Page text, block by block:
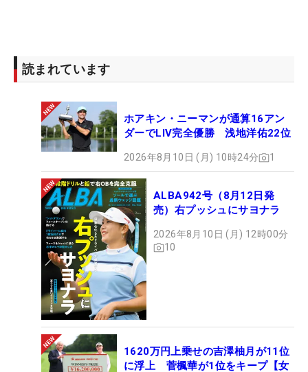
読まれています
ホアキン・ニーマンが通算16アン
ダーでLIV完全優勝 浅地洋佑22位
2026年8月10日 (月) 10時24分 1
ALBA942号（8月12日発
売）右プッシュにサヨナラ
2026年8月10日 (月) 12時00分
10
1620万円上乗せの吉澤柚月が11位
に浮上 菅楓華が1位をキープ【女